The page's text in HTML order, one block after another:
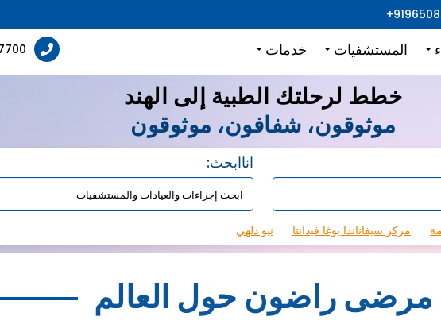
المستشفيات خدمات
خطط لرحلتك الطبية إلى الهند
موثوقون، شفافون، موثوقون
:اناابحث
نيو دلهي مركز سيفاناندا يوغا فيدانتا
مرضى راضون حول العالم